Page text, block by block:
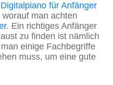
Digitalpiano für Anfänger
man achten
. Ein richtiges Anfänger
zu finden ist nämlich
einige Fachbegriffe
muss, um eine gute